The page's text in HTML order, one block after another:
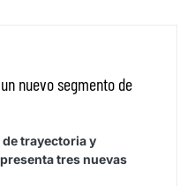
nuevo segmento de
trayectoria y
tres nuevas